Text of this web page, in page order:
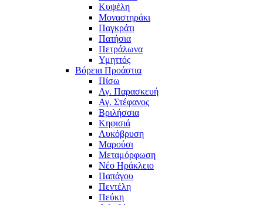
Κυψέλη
Μοναστηράκι
Παγκράτι
Πατήσια
Πετράλωνα
Υμηττός
Βόρεια Προάστια
Πίσω
Αγ. Παρασκευή
Αγ. Στέφανος
Βριλήσσια
Κηφισιά
Λυκόβρυση
Μαρούσι
Μεταμόρφωση
Νέο Ηράκλειο
Παπάγου
Πεντέλη
Πεύκη